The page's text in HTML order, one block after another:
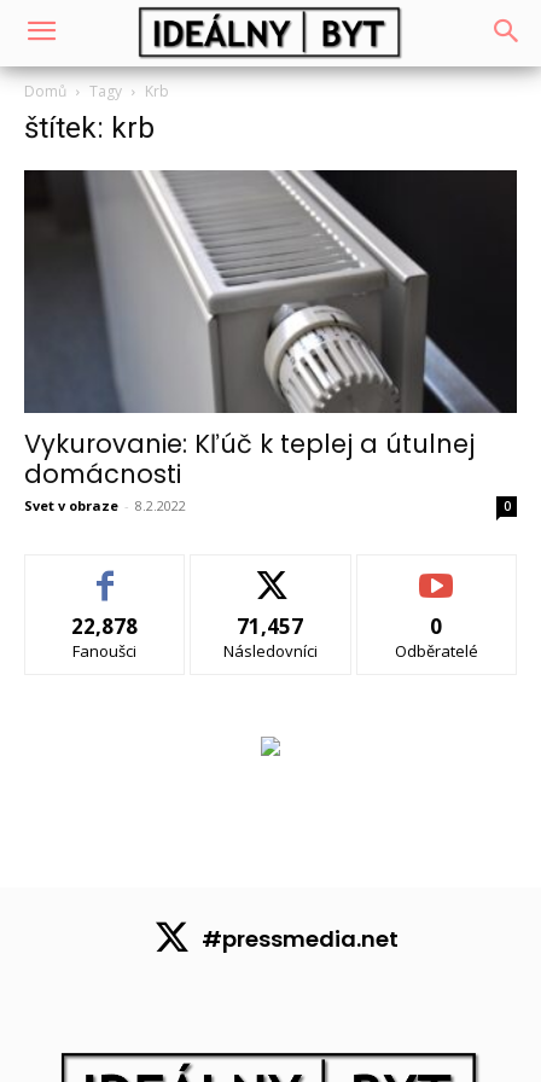
Domů Tagy Krb
štítek: krb
Vykurovanie: Kľúč k teplej a útulnej
domácnosti
Svet v obraze - 8.2.2022 0
22,878
Fanoušci
71,457
Následovníci
0
Odběratelé
#pressmedia.net